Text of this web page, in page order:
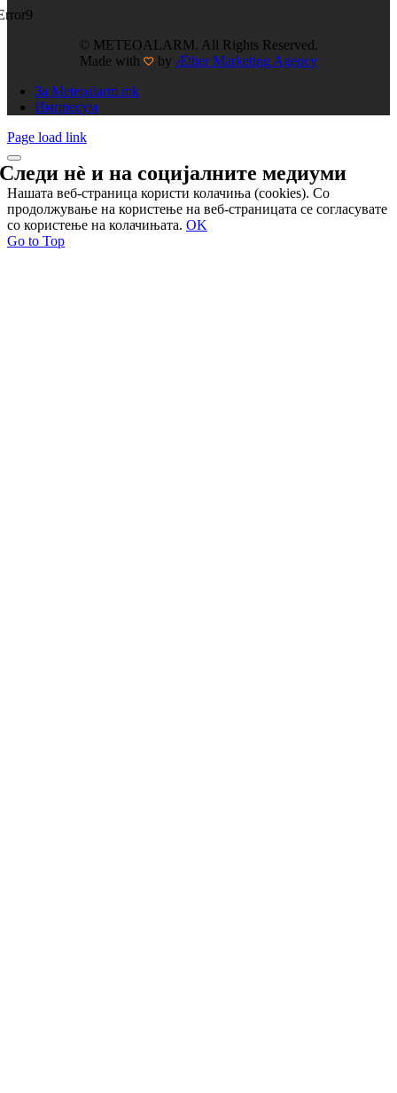
© METEOALARM. All Rights Reserved.
Made with
by Æther Marketing Agency
За Meteoalarm.mk
Импресум
Page load link
Следи нѐ и насоцијалните медиуми
Нашата веб-страница користи колачиња (cookies). Со
продолжување на користење на веб-страницата се согласувате
со користење на колачињата. OK
Go to Top